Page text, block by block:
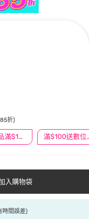
保健食品滿$1200送$100 滿
折)
入購物袋
時間誤差)